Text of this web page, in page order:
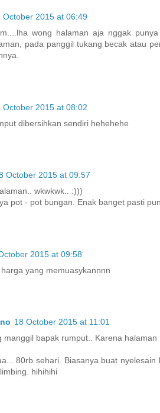
October 2015 at 06:49
wong halaman aja nggak
pada panggil tukang becak atau
October 2015 at 08:02
dibersihkan sendiri hehehehe
October 2015 at 09:57
wkwkwk.. :)))
pot - pot bungan. Enak banget pasti
2015 at 09:58
yang memuasykannnn
18 October 2015 at 11:01
manggil bapak rumput.. Karena
80rb sehari. Biasanya buat
hihihihi